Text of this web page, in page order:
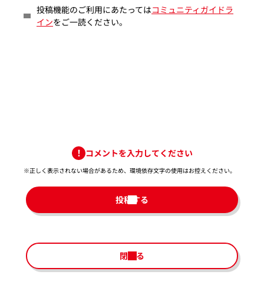
投稿機能のご利用にあたってはコミュニティガイドラ
インをご一読ください。
コメントを入力してください
※正しく表示されない場合があるため、環境依存文字の使用はお控えください。​
投稿する
閉じる